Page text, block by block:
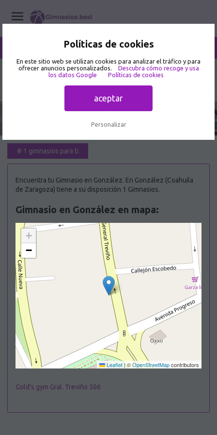
Políticas de cookies
En este sitio web se utilizan cookies para analizar el tráfico y para
ofrecer anuncios personalizados.
Descubra cómo recoge y usa
los datos Google
Políticas de cookies
aceptar
Personalizar
Coahuila de Zaragoza /González
Mejor Gimnasio en González 🥇
# 1 gimnasios para ti
Encuentra tu Gimnasio en González. En González (Coahuila
de Zaragoza) tiene a su disposición 1 Gimnasios.
Gimnasio en González en mapa:
+
−
Leaflet|©OpenStreetMapcontributors
Gold's gym Gral. Treviño 506